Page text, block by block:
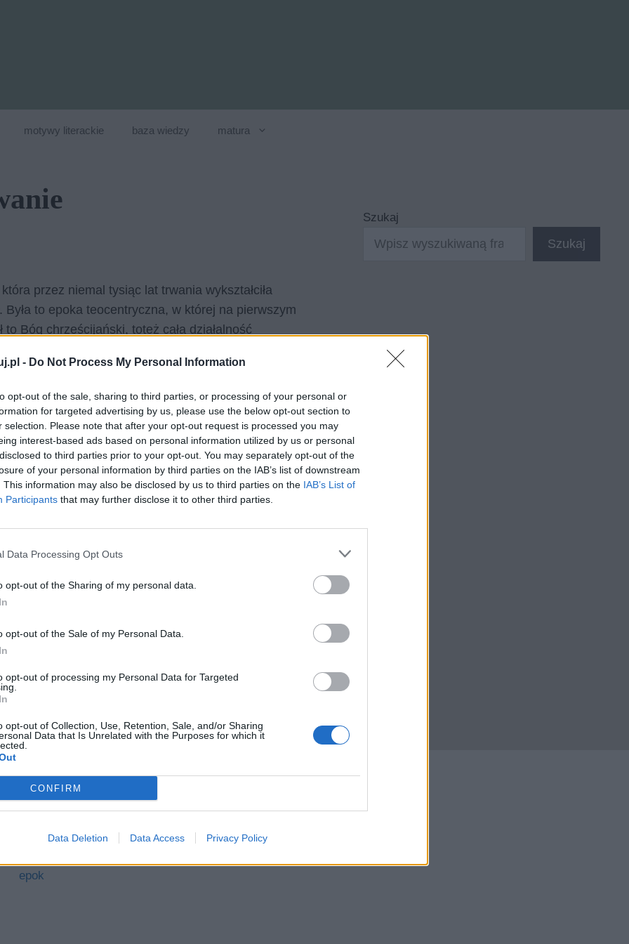
- Do Not Process My Personal Information
opt-out of the sale, sharing to third parties, or processing of your personal or
for targeted advertising by us, please use the below opt-out section to
selection. Please note that after your opt-out request is processed you may
interest-based ads based on personal information utilized by us or personal
to third parties prior to your opt-out. You may separately opt-out of the
of your personal information by third parties on the IAB’s list of downstream
This information may also be disclosed by us to third parties on the IAB’s List of
Participants that may further disclose it to other third parties.
Data Processing Opt Outs
opt-out of the Sharing of my personal data.
opt-out of the Sale of my Personal Data.
opt-out of processing my Personal Data for Targeted
opt-out of Collection, Use, Retention, Sale, and/or Sharing
Data that Is Unrelated with the Purposes for which it
CONFIRM
Data Deletion Data Access Privacy Policy
motywy literackie baza wiedzy matura
przez niemal tysiąc lat trwania wykształciła
to epoka teocentryczna, w której na pierwszym
Bóg chrześcijański, toteż cała działalność
oraz sławieniu losów świętych, czy ogólnym
zajmuje miejsce bardzo szczególne. Jest to
historycznych szacunków – około ośmiuset lat
Szukaj
Szukaj
Nudesy – co to znaczy?
Pytania jawne matura 2027 – opracowania i
odpowiedzi
epok